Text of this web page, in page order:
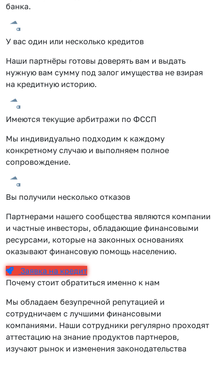
банка.
У вас один или несколько кредитов
Наши партнёры готовы доверять вам и выдать
нужную вам сумму под залог имущества не взирая
на кредитную историю.
Имеются текущие арбитражи по ФССП
Мы индивидуально подходим к каждому
конкретному случаю и выполняем полное
сопровождение.
Вы получили несколько отказов
Партнерами нашего сообщества являются компании
и частные инвесторы, обладающие финансовыми
ресурсами, которые на законных основаниях
оказывают финансовую помощь населению.
Заявка на кредит
Почему стоит обратиться именно к нам
Мы обладаем безупречной репутацией и
сотрудничаем с лучшими финансовыми
компаниями. Наши сотрудники регулярно проходят
аттестацию на знание продуктов партнеров,
изучают рынок и изменения законодательства